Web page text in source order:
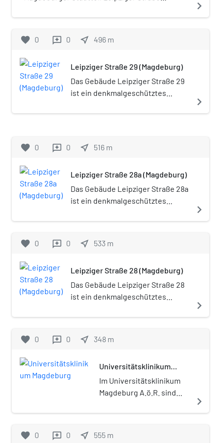
zweitgrößte Friedhof der Landeshauptstadt.
navigate_next
favorite 0 reviews 0 near_me 496 m
Leipziger Straße 29 (Magdeburg)
Das Gebäude Leipziger Straße 29
ist ein denkmalgeschütztes
Sachsen-Anhalt.
navigate_next
favorite 0 reviews 0 near_me 516 m
Leipziger Straße 28a (Magdeburg)
Das Gebäude Leipziger Straße 28a
ist ein denkmalgeschütztes
Magdeburg in Sachsen-Anhalt.
navigate_next
favorite 0 reviews 0 near_me 533 m
Leipziger Straße 28 (Magdeburg)
Das Gebäude Leipziger Straße 28
ist ein denkmalgeschütztes
Magdeburg in Sachsen-Anhalt.
navigate_next
favorite 0 reviews 0 near_me 348 m
Universitätsklinikum
Im Universitätsklinikum
Magdeburg A.ö.R. sind
(inklusive Medizinische
Instituten und 25 Kliniken
navigate_next
favorite 0 reviews 0 near_me 555 m